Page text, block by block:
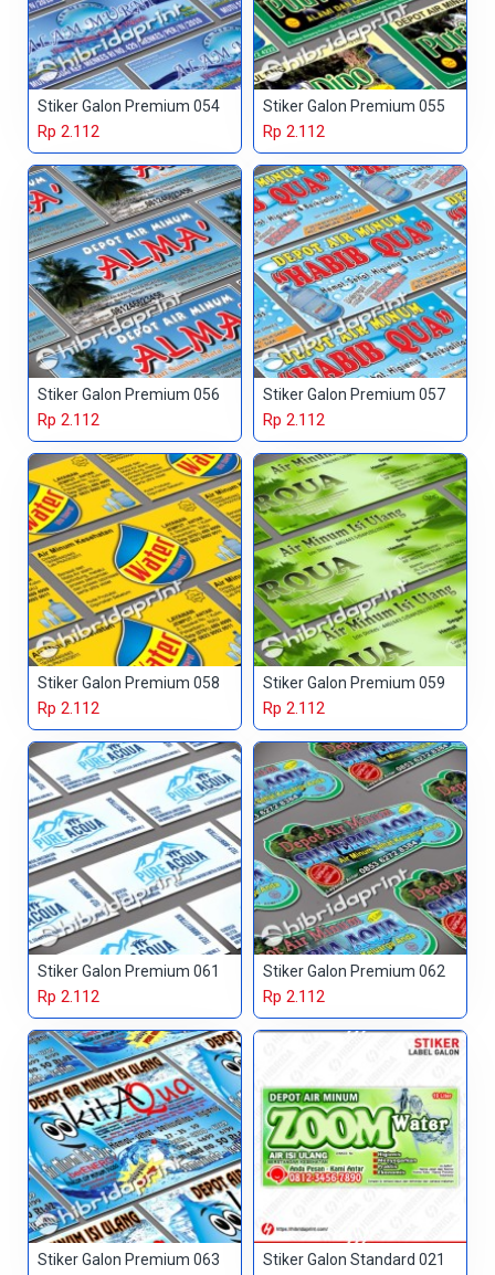
Stiker Galon Premium 054
Rp 2.112
Stiker Galon Premium 055
Rp 2.112
Stiker Galon Premium 056
Rp 2.112
Stiker Galon Premium 057
Rp 2.112
Stiker Galon Premium 058
Rp 2.112
Stiker Galon Premium 059
Rp 2.112
Stiker Galon Premium 061
Rp 2.112
Stiker Galon Premium 062
Rp 2.112
Stiker Galon Premium 063 Stiker Galon Standard 021